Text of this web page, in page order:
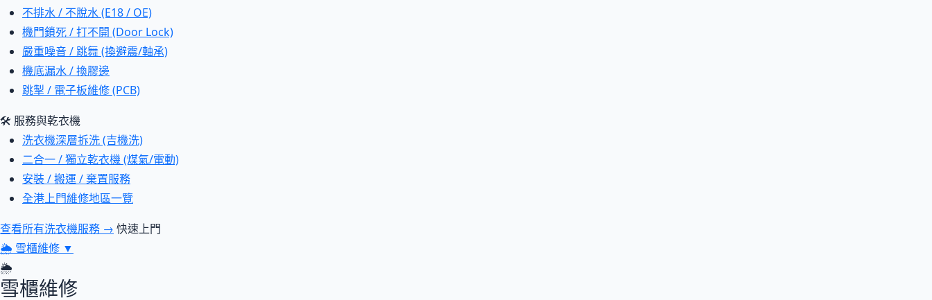
不排水 / 不脫水 (E18 / OE)
機門鎖死 / 打不開 (Door Lock)
嚴重噪音 / 跳舞 (換避震/軸承)
機底漏水 / 換膠邊
跳掣 / 電子板維修 (PCB)
🛠 服務與乾衣機
洗衣機深層拆洗 (吉機洗)
二合一 / 獨立乾衣機 (煤氣/電動)
安裝 / 搬運 / 棄置服務
全港上門維修地區一覽
查看所有洗衣機服務 → 快速上門
🌦 雪櫃維修 ▼
🌦
雪櫃維修